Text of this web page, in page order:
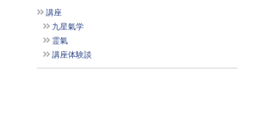
講座
九星氣学
霊氣
講座体験談